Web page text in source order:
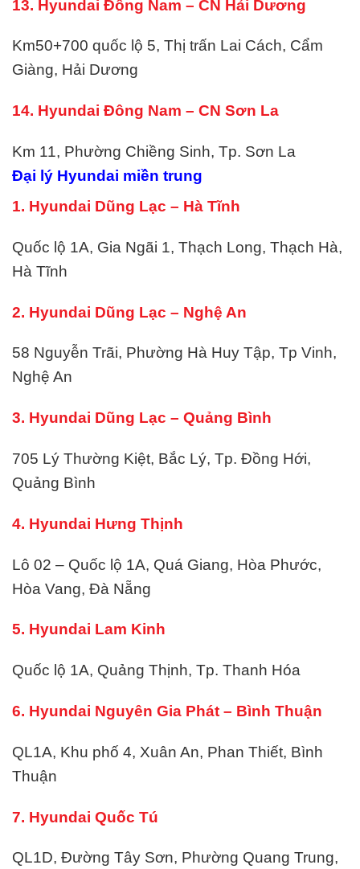
13. Hyundai Đông Nam – CN Hải Dương
Km50+700 quốc lộ 5, Thị trấn Lai Cách, Cẩm
Giàng, Hải Dương
14. Hyundai Đông Nam – CN Sơn La
Km 11, Phường Chiềng Sinh, Tp. Sơn La
Đại lý Hyundai miền trung
1. Hyundai Dũng Lạc – Hà Tĩnh
Quốc lộ 1A, Gia Ngãi 1, Thạch Long, Thạch Hà,
Hà Tĩnh
2. Hyundai Dũng Lạc – Nghệ An
58 Nguyễn Trãi, Phường Hà Huy Tập, Tp Vinh,
Nghệ An
3. Hyundai Dũng Lạc – Quảng Bình
705 Lý Thường Kiệt, Bắc Lý, Tp. Đồng Hới,
Quảng Bình
4. Hyundai Hưng Thịnh
Lô 02 – Quốc lộ 1A, Quá Giang, Hòa Phước,
Hòa Vang, Đà Nẵng
5. Hyundai Lam Kinh
Quốc lộ 1A, Quảng Thịnh, Tp. Thanh Hóa
6. Hyundai Nguyên Gia Phát – Bình Thuận
QL1A, Khu phố 4, Xuân An, Phan Thiết, Bình
Thuận
7. Hyundai Quốc Tú
QL1D, Đường Tây Sơn, Phường Quang Trung,